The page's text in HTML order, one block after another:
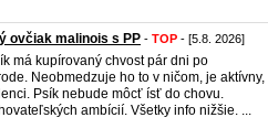
ovčiak malinois s PP - TOP - [5.8. 2026]
má kupírovaný chvost pár dni po
Neobmedzuje ho to v ničom, je aktívny,
Psík nebude môcť ísť do chovu.
ambícií. Všetky info nižšie. ...